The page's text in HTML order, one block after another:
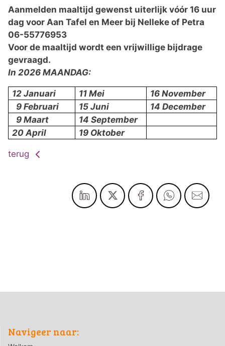
Aanmelden maaltijd gewenst uiterlijk vóór 16 uur
dag voor Aan Tafel en Meer bij Nelleke of Petra
06-55776953
Voor de maaltijd wordt een vrijwillige bijdrage
gevraagd.
In 2026 MAANDAG:
12 Januari
11 Mei
16 November
9 Februari
15 Juni
14 December
9 Maart
14 September
20 April
19 Oktober
terug
Navigeer naar: